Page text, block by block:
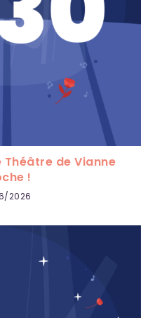
Théâtre de Vianne
!
2026